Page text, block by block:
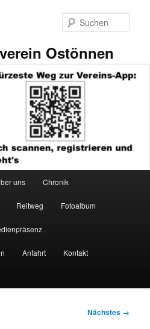
Ostönnen
uns Chronik
Reitweg Fotoalbum
Anfahrt Kontakt
Nächstes →